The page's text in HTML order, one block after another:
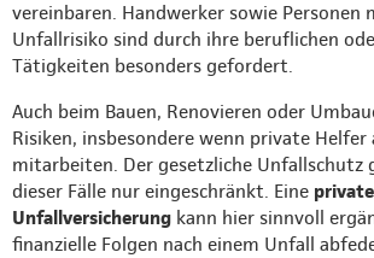
vereinbaren. Handwerker sowie Personen
Unfallrisiko sind durch ihre beruflichen
Tätigkeiten besonders gefordert.
Auch beim Bauen, Renovieren oder
Risiken, insbesondere wenn private
mitarbeiten. Der gesetzliche Unfallschutz
dieser Fälle nur eingeschränkt. Eine private
Unfallversicherung kann hier sinnvoll
finanzielle Folgen nach einem Unfall